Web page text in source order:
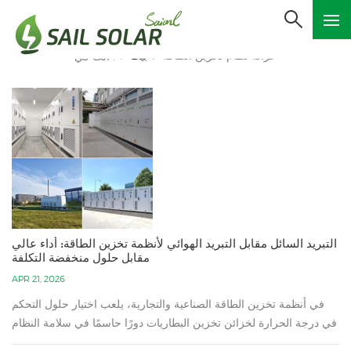
أنت في : بيت خزانة نظام تخزين الطاقة
التبريد السائل مقابل التبريد الهوائي لأنظمة تخزين الطاقة: أداء عالي
مقابل حلول منخفضة التكلفة
APR 21, 2026
في أنظمة تخزين الطاقة الصناعية والتجارية، يلعب اختيار حلول التحكم
في درجة الحرارة لخزائن تخزين البطاريات دورًا حاسمًا في سلامة النظام
بأكمله وكفاءته الاقتصادية وعمره التشغيلي. وباعتبارهما التقنيتين